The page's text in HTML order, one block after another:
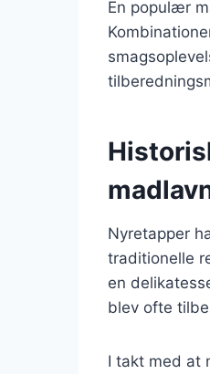
En populær
Nyretapper
traditionelle
en
blev ofte
I takt med at